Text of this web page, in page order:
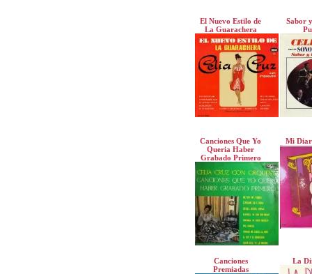
El Nuevo Estilo de
La Guarachera
Sabor
Canciones Que Yo
Queria Haber
Grabado Primero
Mi
Canciones
Premiadas
La